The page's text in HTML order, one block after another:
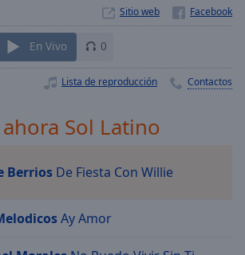
Sitio web
En Vivo 0
Lista de reproducción Contactos
Sol Latino
Berrios De Fiesta Con Willie
Ay Amor